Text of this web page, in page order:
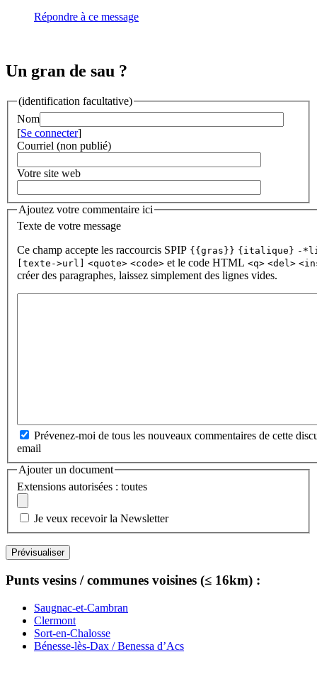
Répondre à ce message
Un gran de sau ?
(identification facultative)
Nom
[Se connecter]
Courriel (non publié)
Votre site web
Ajoutez votre commentaire ici
Texte de votre message
Ce champ accepte les raccourcis SPIP {{gras}} {italique} -
[texte->url]
<quote> <code> et le code HTML <q> <del>
créer des paragraphes, laissez simplement des lignes vides.
Prévenez-moi de tous les nouveaux commentaires de cette
email
Ajouter un document
Extensions autorisées : toutes
Je veux recevoir la Newsletter
Punts vesins / communes voisines (≤ 16km) :
Saugnac-et-Cambran
Clermont
Sort-en-Chalosse
Bénesse-lès-Dax / Benessa d’Acs